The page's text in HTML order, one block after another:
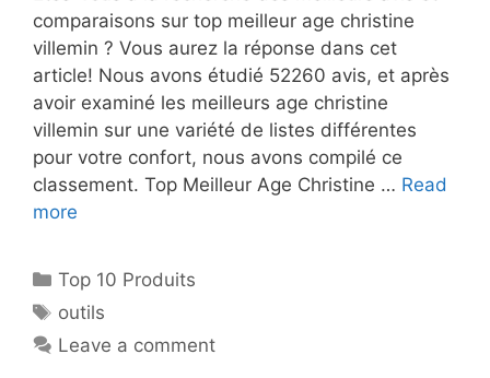
comparaisons sur top meilleur age christine
villemin ? Vous aurez la réponse dans cet
article! Nous avons étudié 52260 avis, et après
avoir examiné les meilleurs age christine
villemin sur une variété de listes différentes
pour votre confort, nous avons compilé ce
classement. Top Meilleur Age Christine … Read
more
Top 10 Produits
outils
Leave a comment